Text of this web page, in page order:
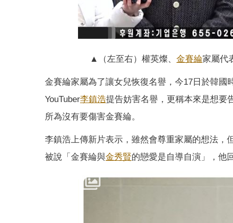
▲（左至右）權英燦、 金賽綸家屬代
金賽綸家屬為了讓女兒恢復名譽，今17日於韓國
YouTuber李鎮浩提告妨害名譽，更稱本來是想要
所為沒有要傷害金賽綸。
李鎮浩上傳新片表示，雖然會尊重家屬的想法，
被說「金賽綸與金秀賢的戀愛是自導自演」，他